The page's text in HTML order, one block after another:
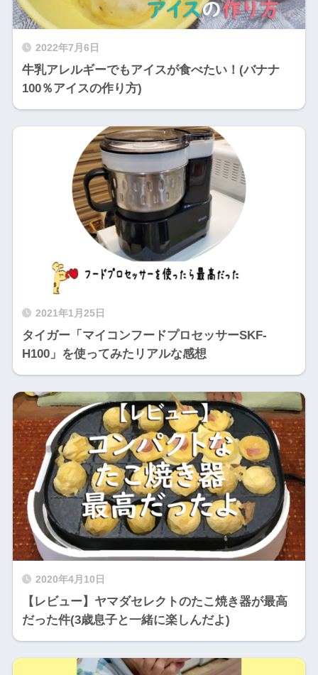
2022年7月6日
牛乳アレルギーでもアイスが食べたい！(バナナ
100％アイスの作り方)
2021年1月25日
タイガー「マイコンフードプロセッサーSKF-
H100」を使ってみたリアルな感想
2020年4月10日
【レビュー】ヤマダセレクトのたこ焼き器が最高
だった件(3歳息子と一緒に楽しんだよ)